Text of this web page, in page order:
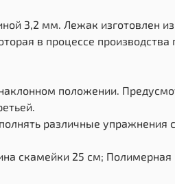
3,2 мм. Лежак изготовлен
в процессе производства
положении.
различные упражнения
скамейки 25 см; Полимерная